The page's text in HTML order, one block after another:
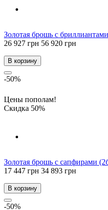
Золотая брошь с
26 927 грн 56 920 грн
В корзину
-50%
Цены пополам!
Скидка 50%
Золотая брошь с сапфирами
17 447 грн 34 893 грн
В корзину
-50%